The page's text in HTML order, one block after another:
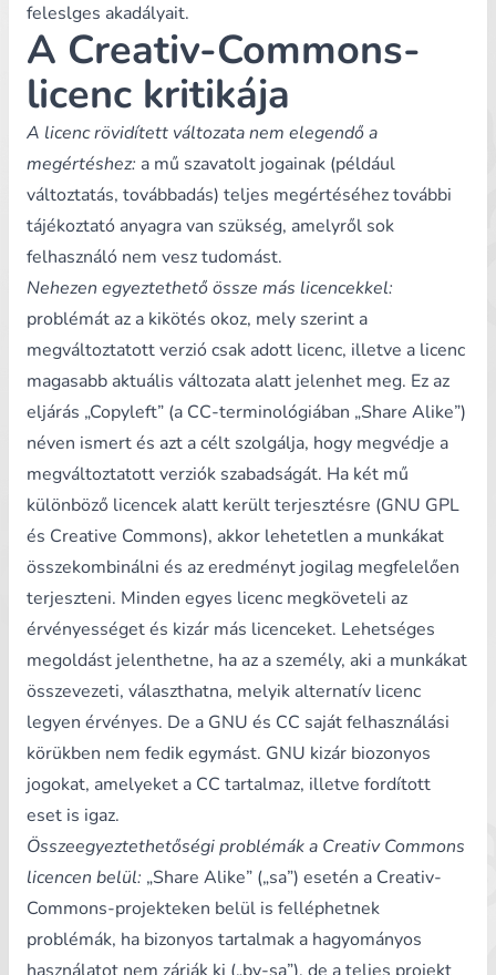
feleslges akadályait.
A Creativ-Commons-
licenc kritikája
A licenc rövidített változata nem elegendő a
megértéshez: a mű szavatolt jogainak (például
változtatás, továbbadás) teljes megértéséhez további
tájékoztató anyagra van szükség, amelyről sok
felhasználó nem vesz tudomást.
Nehezen egyeztethető össze más licencekkel:
problémát az a kikötés okoz, mely szerint a
megváltoztatott verzió csak adott licenc, illetve a licenc
magasabb aktuális változata alatt jelenhet meg. Ez az
eljárás „Copyleft” (a CC-terminológiában „Share Alike”)
néven ismert és azt a célt szolgálja, hogy megvédje a
megváltoztatott verziók szabadságát. Ha két mű
különböző licencek alatt került terjesztésre (GNU GPL
és Creative Commons), akkor lehetetlen a munkákat
összekombinálni és az eredményt jogilag megfelelően
terjeszteni. Minden egyes licenc megköveteli az
érvényességet és kizár más licenceket. Lehetséges
megoldást jelenthetne, ha az a személy, aki a munkákat
összevezeti, választhatna, melyik alternatív licenc
legyen érvényes. De a GNU és CC saját felhasználási
körükben nem fedik egymást. GNU kizár biozonyos
jogokat, amelyeket a CC tartalmaz, illetve fordított
eset is igaz.
Összeegyeztethetőségi problémák a Creativ Commons
licencen belül: „Share Alike” („sa”) esetén a Creativ-
Commons-projekteken belül is felléphetnek
problémák, ha bizonyos tartalmak a hagyományos